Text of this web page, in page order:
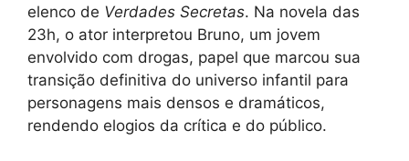
elenco de Verdades Secretas. Na novela das
23h, o ator interpretou Bruno, um jovem
envolvido com drogas, papel que marcou sua
transição definitiva do universo infantil para
personagens mais densos e dramáticos,
rendendo elogios da crítica e do público.